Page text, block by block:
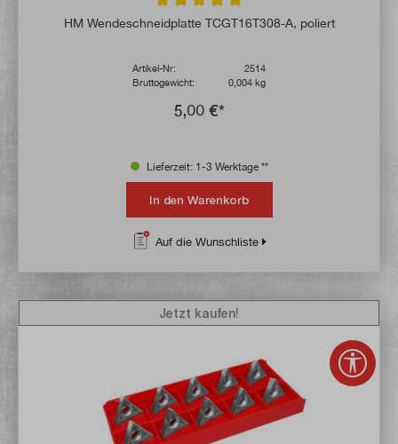
Durchschnittliche Bewertung von 5 von 5
HM Wendeschneidplatte TCGT16T308-A, poliert
Artikel-Nr:
2514
Bruttogewicht:
0,004 kg
5,00 €*
Lieferzeit: 1-3 Werktage **
In den Warenkorb
Auf die Wunschliste
Jetzt kaufen!